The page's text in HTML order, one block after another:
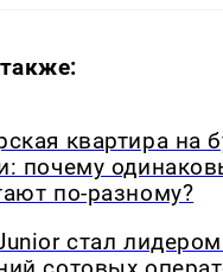
квартира на
почему
по-разному?
стал лидером